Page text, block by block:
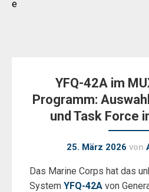
YFQ-42A im
Programm:
und Task Force
25. März 2026 von
Das Marine Corps hat das
System YFQ-42A von